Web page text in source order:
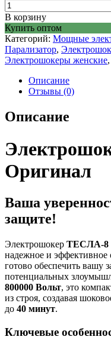
В корзину
Купить оптом
Категорий: Мощные
Парализатор,
Электрошокеры женские,
Описание
Отзывы (0)
Описание
Оригинал
Ваша
защите!
Электрошокер ТЕСЛА-8
надежное и эффективное
готово обеспечить вашу
потенциальных
800000 Вольт, это
из строя, создавая
до 40 минут.
Ключевые